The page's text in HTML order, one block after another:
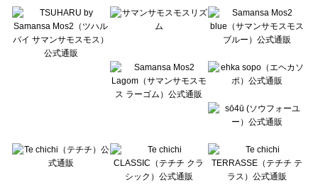
Lugnoncure（ルノンキュール）のルームウェア一覧
BETTY'S BLUE（べティーズブルー）のルームウェア一覧
Wpc.（ワールドパーティー）のルームウェア一覧